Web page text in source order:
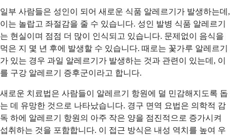
일부 사람들은 성인이 되어 새로운 식품 알레르기가 발생하는데,
이는 놀랍고 좌절감을 줄 수 있습니다. 성인 발병 식품 알레르기
는 현실이며 점점 더 많이 인식되고 있습니다. 문제없이 음식을
먹은 지 몇 년 후에 발생할 수 있습니다. 때로는 꽃가루 알레르기
가 있는 경우 과일 알레르기가 발생하는 것과 관련이 있는데, 이
를 구강 알레르기 증후군이라고 합니다.
새로운 치료법은 사람들이 알레르기 항원에 덜 민감해지도록 돕
는 데 유망한 것으로 나타났습니다. 경구 면역 요법은 의학적 감
독 하에 알레르기 항원의 아주 작은 양을 점진적으로 증가시켜
섭취하는 것을 포함합니다. 이 접근 방식은 내성 역치를 높여 우